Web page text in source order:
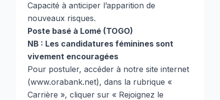
Capacité à anticiper l’apparition de
nouveaux risques.
Poste basé à Lomé (TOGO)
NB : Les candidatures féminines sont
vivement encouragées
Pour postuler, accéder à notre site internet
(www.orabank.net), dans la rubrique «
Carrière », cliquer sur « Rejoignez le